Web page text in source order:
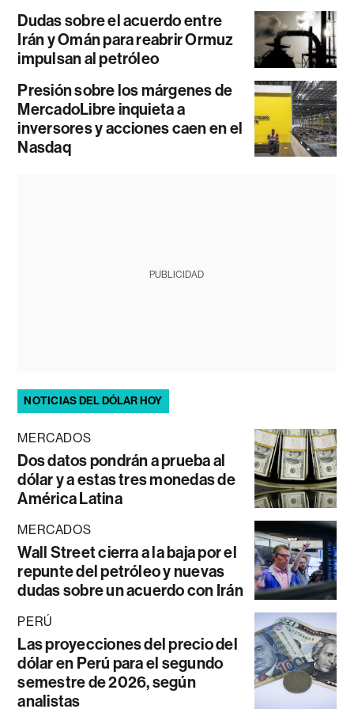
Dudas sobre el acuerdo entre
Irán y Omán para reabrir Ormuz
impulsan al petróleo
Presión sobre los márgenes de
MercadoLibre inquieta a
inversores y acciones caen en el
Nasdaq
PUBLICIDAD
NOTICIAS DEL DÓLAR HOY
MERCADOS
Dos datos pondrán a prueba al
dólar y a estas tres monedas de
América Latina
MERCADOS
Wall Street cierra a la baja por el
repunte del petróleo y nuevas
dudas sobre un acuerdo con Irán
PERÚ
Las proyecciones del precio del
dólar en Perú para el segundo
semestre de 2026, según
analistas